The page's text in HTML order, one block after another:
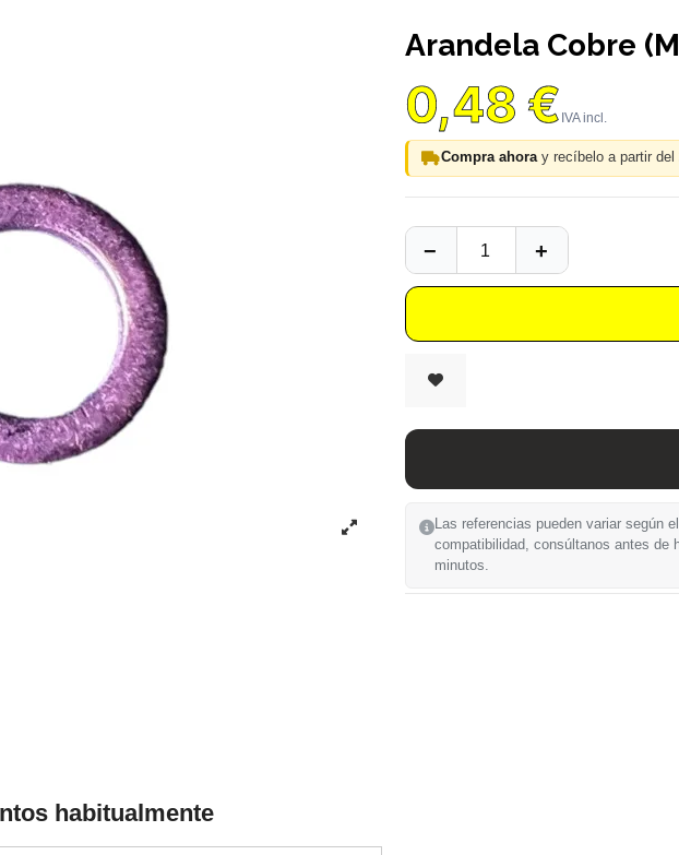
habitualmente
Arandela Cobre
0,48 €
Compra ahoray recíbelo a partir del
Las referencias pueden variar según
compatibilidad, consúltanos antes de
minutos.